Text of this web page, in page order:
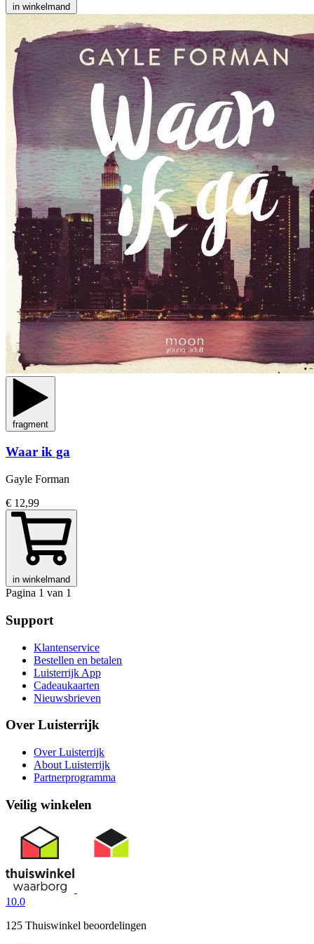
in winkelmand
fragment
Waar ik ga
Gayle Forman
€ 12,99
in winkelmand
Pagina 1 van 1
Support
Klantenservice
Bestellen en betalen
Luisterrijk App
Cadeaukaarten
Nieuwsbrieven
Over Luisterrijk
Over Luisterrijk
About Luisterrijk
Partnerprogramma
Veilig winkelen
10.0
125 Thuiswinkel beoordelingen